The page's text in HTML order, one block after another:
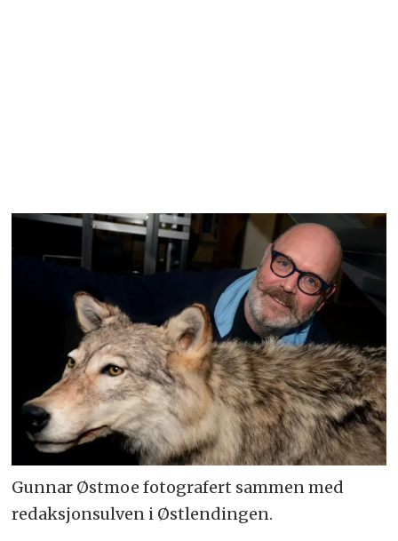
Gunnar Østmoe fotografert sammen med
redaksjonsulven i Østlendingen.